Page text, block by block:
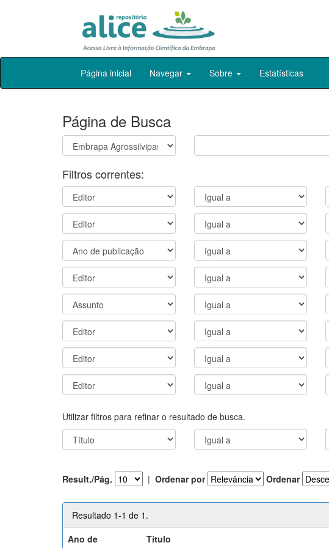
Skip
Página inicial Navegar Sobre Estatísticas
Página de Busca
Filtros correntes:
Utilizar filtros para refinar o resultado de busca.
Result./Pág. | Ordenar por Ordenar
Resultado 1-1 de 1.
Ano de
Título